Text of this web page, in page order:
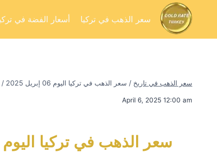
أسعار الفضة في سعر الذهب في تركيا
/ سعر الذهب في تاريخ / سعر الذهب في تركيا اليوم 06 إبريل 2025
April 6, 2025 12:00 am
سعر الذهب في تركيا اليوم 06 إبريل